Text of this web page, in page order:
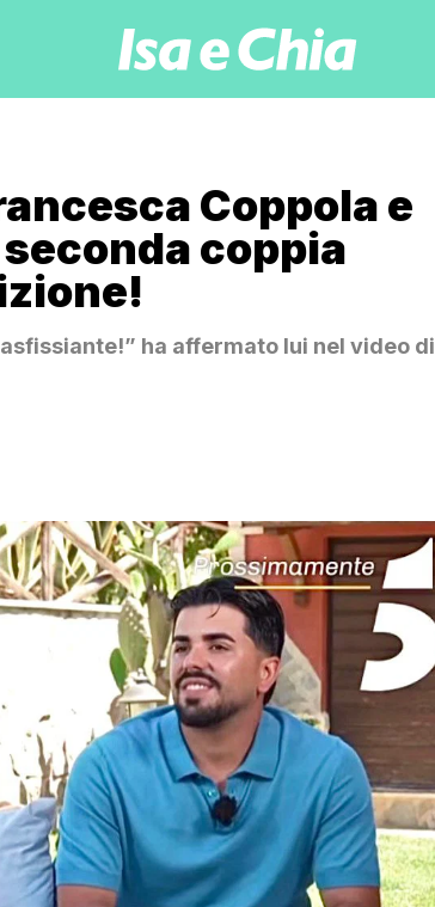
Coppola e
seconda coppia
ha affermato lui nel video di